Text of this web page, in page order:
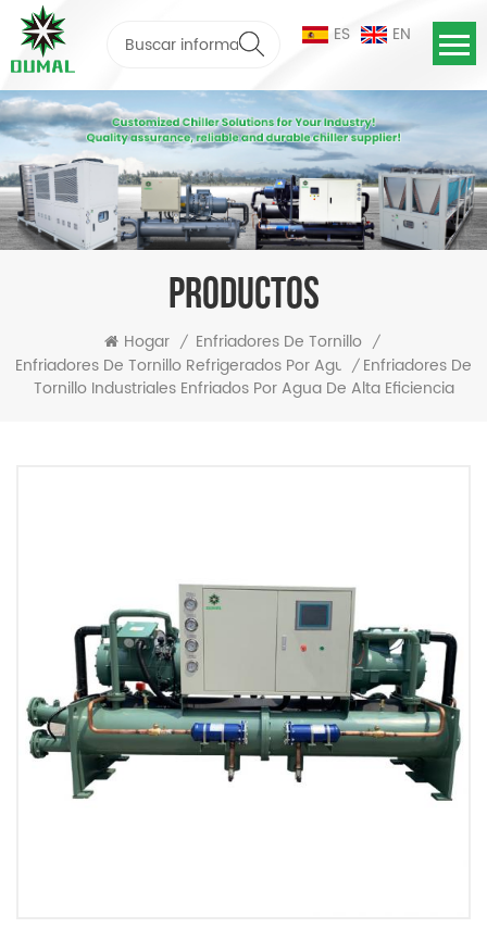
ES EN
PRODUCTOS
Hogar / Enfriadores De Tornillo /
Enfriadores De Tornillo Refrigerados Por Agua/ Enfriadores De
Tornillo Industriales Enfriados Por Agua De Alta Eficiencia